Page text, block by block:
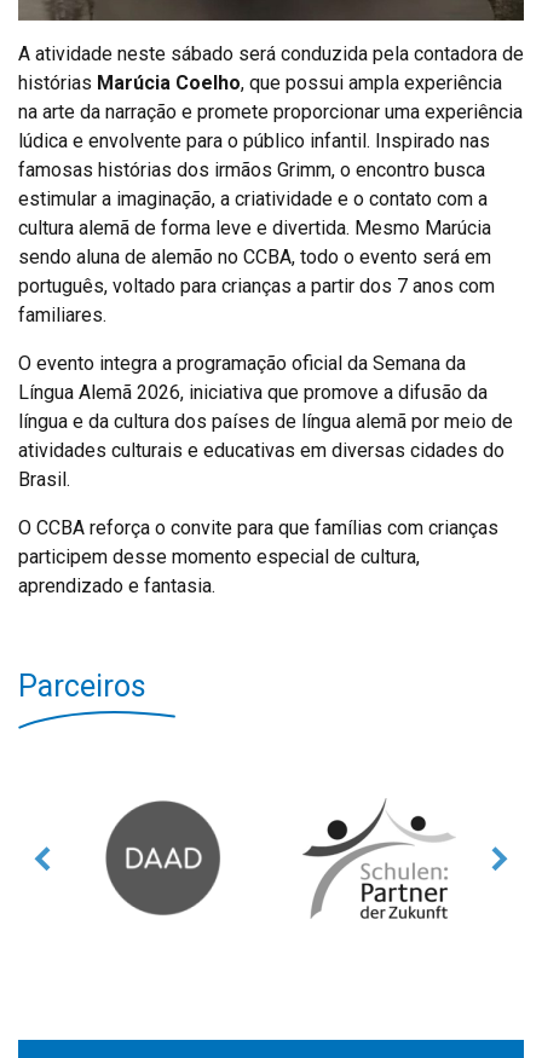
A atividade neste sábado será conduzida pela contadora de
histórias Marúcia Coelho, que possui ampla experiência
na arte da narração e promete proporcionar uma experiência
lúdica e envolvente para o público infantil. Inspirado nas
famosas histórias dos irmãos Grimm, o encontro busca
estimular a imaginação, a criatividade e o contato com a
cultura alemã de forma leve e divertida. Mesmo Marúcia
sendo aluna de alemão no CCBA, todo o evento será em
português, voltado para crianças a partir dos 7 anos com
familiares.
O evento integra a programação oficial da Semana da
Língua Alemã 2026, iniciativa que promove a difusão da
língua e da cultura dos países de língua alemã por meio de
atividades culturais e educativas em diversas cidades do
Brasil.
O CCBA reforça o convite para que famílias com crianças
participem desse momento especial de cultura,
aprendizado e fantasia.
Parceiros